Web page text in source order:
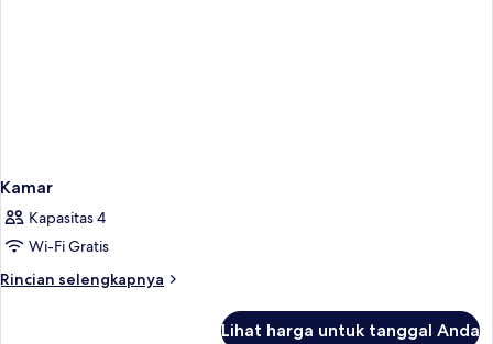
Kamar
Kapasitas 4
Wi-Fi Gratis
Rincian selengkapnya
Rincian
Lihat harga untuk tanggal Anda